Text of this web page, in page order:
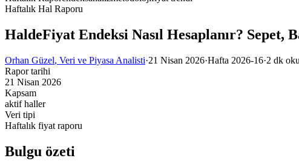
Haftalık Hal Raporu
HaldeFiyat Endeksi Nasıl Hesaplanır? Sepet,
Orhan Güzel, Veri ve Piyasa Analisti·21 Nisan 2026·Hafta 2026-16·2 dk
Rapor tarihi
21 Nisan 2026
Kapsam
aktif haller
Veri tipi
Haftalık fiyat raporu
Bulgu özeti